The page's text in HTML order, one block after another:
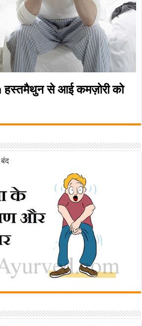
से आई कमज़ोरी को
बंद